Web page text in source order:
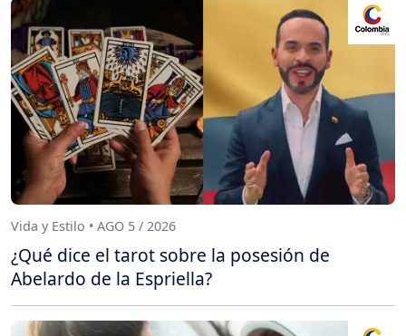
Vida y Estilo • AGO 5 / 2026
¿Qué dice el tarot sobre la posesión de
Abelardo de la Espriella?